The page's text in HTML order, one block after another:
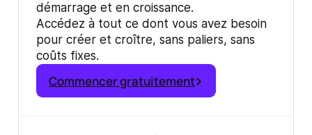
démarrage et en croissance.
Accédez à tout ce dont vous avez besoin
pour créer et croître, sans paliers, sans
coûts fixes.
Commencer gratuitement